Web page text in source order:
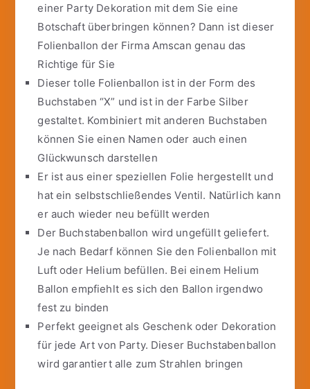
Geburtstag
quantity
einer Party Dekoration mit dem Sie eine
Botschaft überbringen können? Dann ist dieser
Folienballon der Firma Amscan genau das
Richtige für Sie
Dieser tolle Folienballon ist in der Form des
Buchstaben “X” und ist in der Farbe Silber
gestaltet. Kombiniert mit anderen Buchstaben
können Sie einen Namen oder auch einen
Glückwunsch darstellen
Er ist aus einer speziellen Folie hergestellt und
hat ein selbstschließendes Ventil. Natürlich kann
er auch wieder neu befüllt werden
Der Buchstabenballon wird ungefüllt geliefert.
Je nach Bedarf können Sie den Folienballon mit
Luft oder Helium befüllen. Bei einem Helium
Ballon empfiehlt es sich den Ballon irgendwo
fest zu binden
Perfekt geeignet als Geschenk oder Dekoration
für jede Art von Party. Dieser Buchstabenballon
wird garantiert alle zum Strahlen bringen